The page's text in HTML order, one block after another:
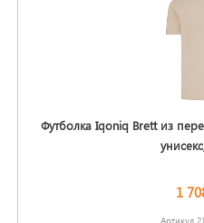
Футболка Iqoniq Brett из
1
Артикул